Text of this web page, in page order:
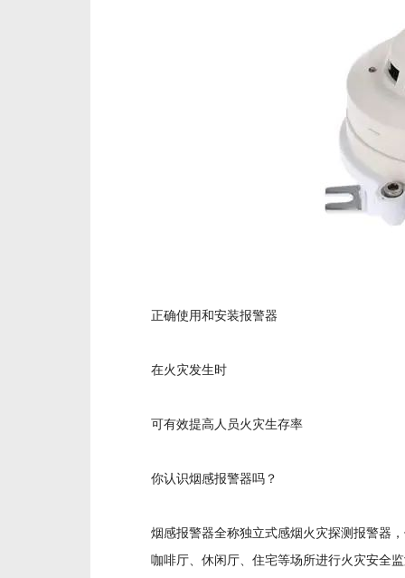
正确使用和安装报警器
在火灾发生时
可有效提高人员火灾生存率
你认识烟感报警器吗？
烟感报警器全称独立式感烟火灾探测报警器
咖啡厅、休闲厅、住宅等场所进行火灾安全